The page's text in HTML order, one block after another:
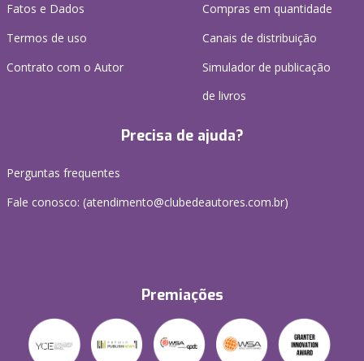
Fatos e Dados
Termos de uso
Contrato com o Autor
Compras em quantidade
Canais de distribuição
Simulador de publicação
de livros
Precisa de ajuda?
Perguntas frequentes
Fale conosco: (atendimento@clubedeautores.com.br)
Premiações